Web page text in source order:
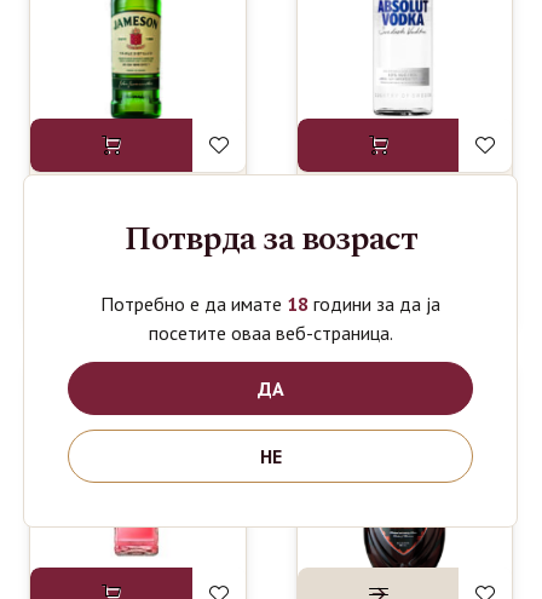
1150ден
ABSOLUT
VODKA NRF
1190
Потврда за возраст
Потребно е да имате 18 години за да ја
посетите оваа веб-страница.
ДА
НЕ